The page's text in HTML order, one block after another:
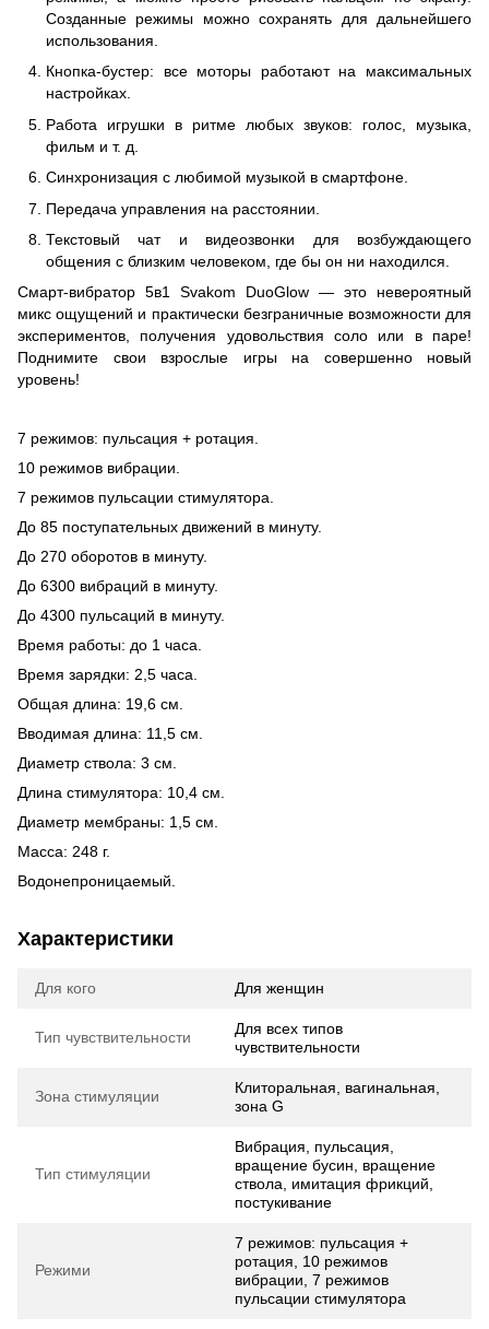
Созданные режимы можно сохранять для дальнейшего
использования.
Кнопка-бустер: все моторы работают на максимальных
настройках.
Работа игрушки в ритме любых звуков: голос, музыка,
фильм и т. д.
Синхронизация с любимой музыкой в смартфоне.
Передача управления на расстоянии.
Текстовый чат и видеозвонки для возбуждающего
общения с близким человеком, где бы он ни находился.
Смарт-вибратор 5в1 Svakom DuoGlow — это невероятный
микс ощущений и практически безграничные возможности для
экспериментов, получения удовольствия соло или в паре!
Поднимите свои взрослые игры на совершенно новый
уровень!
7 режимов: пульсация + ротация.
10 режимов вибрации.
7 режимов пульсации стимулятора.
До 85 поступательных движений в минуту.
До 270 оборотов в минуту.
До 6300 вибраций в минуту.
До 4300 пульсаций в минуту.
Время работы: до 1 часа.
Время зарядки: 2,5 часа.
Общая длина: 19,6 см.
Вводимая длина: 11,5 см.
Диаметр ствола: 3 см.
Длина стимулятора: 10,4 см.
Диаметр мембраны: 1,5 см.
Масса: 248 г.
Водонепроницаемый.
Характеристики
Для кого Для женщин
Тип чувствительности
Для всех типов
чувствительности
Зона стимуляции
Клиторальная, вагинальная,
зона G
Тип стимуляции
Вибрация, пульсация,
вращение бусин, вращение
ствола, имитация фрикций,
постукивание
Режими
7 режимов: пульсация +
ротация, 10 режимов
вибрации, 7 режимов
пульсации стимулятора